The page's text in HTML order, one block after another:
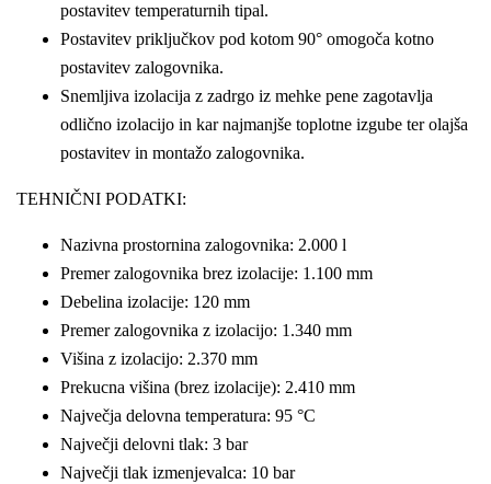
postavitev temperaturnih tipal.
Postavitev priključkov pod kotom 90° omogoča kotno
postavitev zalogovnika.
Snemljiva izolacija z zadrgo iz mehke pene zagotavlja
odlično izolacijo in kar najmanjše toplotne izgube ter olajša
postavitev in montažo zalogovnika.
TEHNIČNI PODATKI:
Nazivna prostornina zalogovnika: 2.000 l
Premer zalogovnika brez izolacije: 1.100 mm
Debelina izolacije: 120 mm
Premer zalogovnika z izolacijo: 1.340 mm
Višina z izolacijo: 2.370 mm
Prekucna višina (brez izolacije): 2.410 mm
Največja delovna temperatura: 95 °C
Največji delovni tlak: 3 bar
Največji tlak izmenjevalca: 10 bar